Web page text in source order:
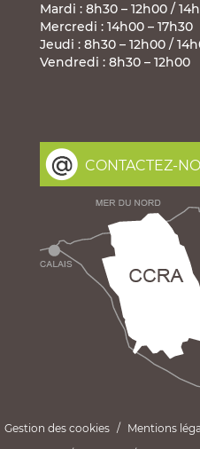
Mardi : 8h30 – 12h00 /
Mercredi : 14h00 – 17h30
Jeudi : 8h30 – 12h00 /
Vendredi : 8h30 – 12h00
CONTACTEZ-
Gestion des cookies Mentions